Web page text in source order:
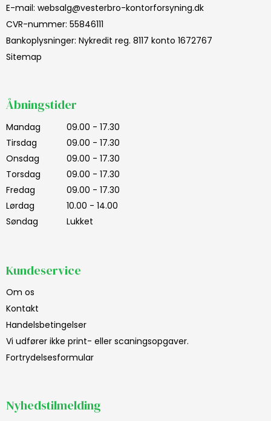
E-mail: websalg@vesterbro-kontorforsyning.dk
CVR-nummer: 55846111
Bankoplysninger: Nykredit reg. 8117 konto 1672767
Sitemap
Åbningstider
Mandag
09.00 - 17.30
Tirsdag
09.00 - 17.30
Onsdag
09.00 - 17.30
Torsdag
09.00 - 17.30
Fredag
09.00 - 17.30
Lørdag
10.00 - 14.00
Søndag
Lukket
Kundeservice
Om os
Kontakt
Handelsbetingelser
Vi udfører ikke print- eller scaningsopgaver.
Fortrydelsesformular
Nyhedstilmelding